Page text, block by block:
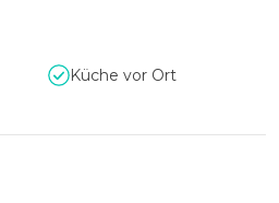
mit integrierter Bar zur
Blick auf die topgepflegten
Leuchtturm.
im Golf-Club Sylt
Küche vor Ort